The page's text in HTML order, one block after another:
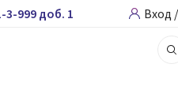
3-999 доб. 1 Вход